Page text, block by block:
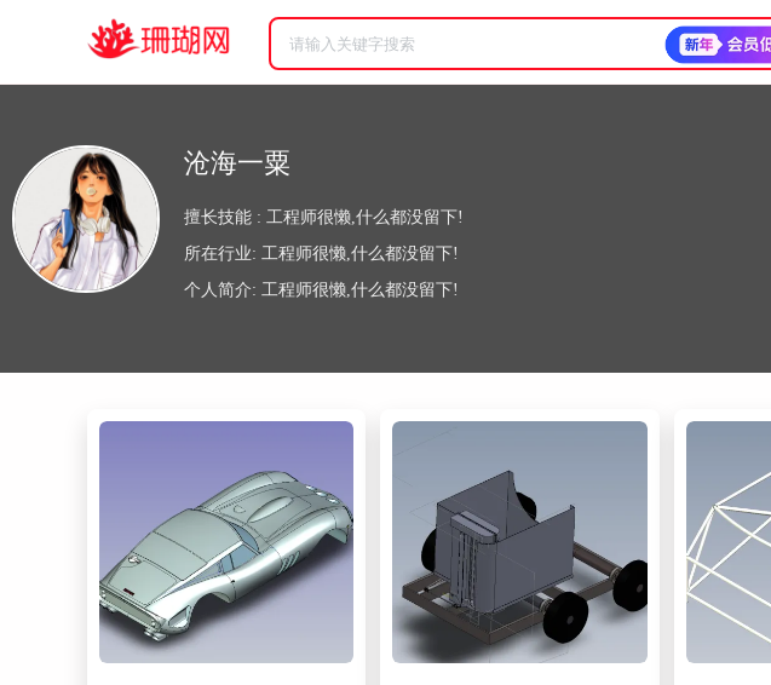
沧海一粟
擅长技能 : 工程师很懒,什么都没留下!
所在行业: 工程师很懒,什么都没留下!
个人简介: 工程师很懒,什么都没留下!